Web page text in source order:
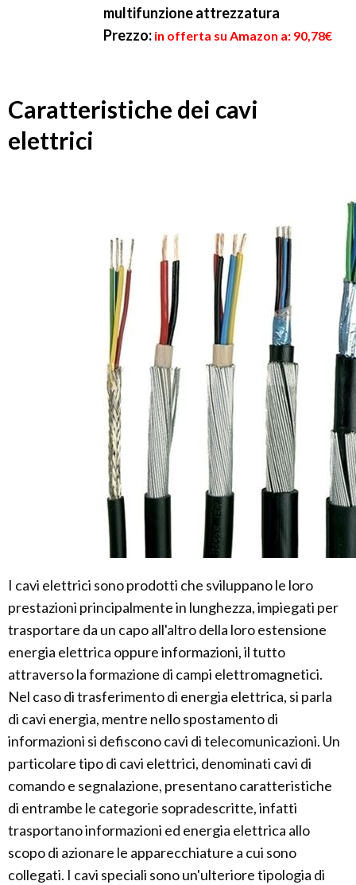
multifunzione attrezzatura
Prezzo: in offerta su Amazon a: 90,78€
Caratteristiche dei cavi
elettrici
I cavi elettrici sono prodotti che sviluppano le loro
prestazioni principalmente in lunghezza, impiegati per
trasportare da un capo all'altro della loro estensione
energia elettrica oppure informazioni, il tutto
attraverso la formazione di campi elettromagnetici.
Nel caso di trasferimento di energia elettrica, si parla
di cavi energia, mentre nello spostamento di
informazioni si defiscono cavi di telecomunicazioni. Un
particolare tipo di cavi elettrici, denominati cavi di
comando e segnalazione, presentano caratteristiche
di entrambe le categorie sopradescritte, infatti
trasportano informazioni ed energia elettrica allo
scopo di azionare le apparecchiature a cui sono
collegati. I cavi speciali sono un'ulteriore tipologia di